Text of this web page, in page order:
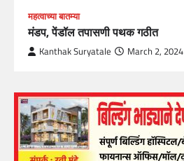
महत्वाच्या बातम्या
मंडप, पेंडॉल तपासणी पथक गठीत
Kanthak Suryatale March 2, 2024